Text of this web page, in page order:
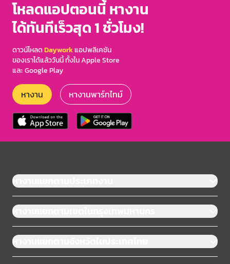
โหลดแอปตอนนี้ หางาน
ได้ทันทีเร็วสุด 1 ชั่วโมง!
ดาวน์โหลดDayworkแอปพลิเคชัน
ของเราได้แล้ววันนี้ ทั้งใน Apple Store
และ Google Play
หางาน หางานพาร์ทไทม์
หางานแยกตามประเภทงาน
หางานแยกตามเขตในกรุงเทพมหานคร
หางานแยกตามจังหวัดในประเทศไทย